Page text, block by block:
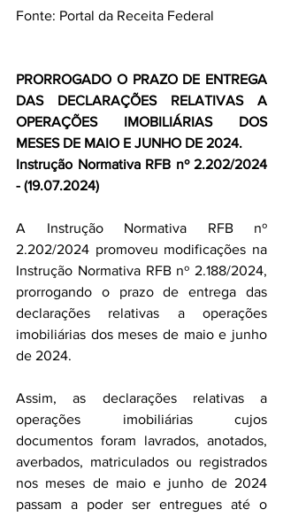
Fonte: Portal da Receita Federal
PRORROGADO O PRAZO DE ENTREGA
DAS DECLARAÇÕES RELATIVAS A
OPERAÇÕES IMOBILIÁRIAS DOS
MESES DE MAIO E JUNHO DE 2024.
Instrução Normativa RFB nº 2.202/2024
- (19.07.2024)
A Instrução Normativa RFB nº
2.202/2024 promoveu modificações na
Instrução Normativa RFB nº 2.188/2024,
prorrogando o prazo de entrega das
declarações relativas a operações
imobiliárias dos meses de maio e junho
de 2024.
Assim, as declarações relativas a
operações imobiliárias cujos
documentos foram lavrados, anotados,
averbados, matriculados ou registrados
nos meses de maio e junho de 2024
passam a poder ser entregues até o